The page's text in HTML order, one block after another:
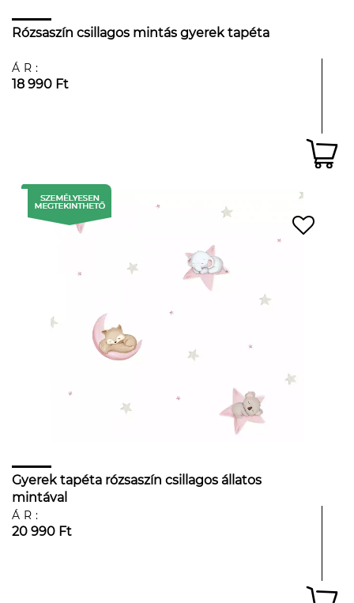
Rózsaszín csillagos mintás gyerek tapéta
ÁR:
18 990 Ft
Gyerek tapéta rózsaszín csillagos állatos
mintával
ÁR:
20 990 Ft